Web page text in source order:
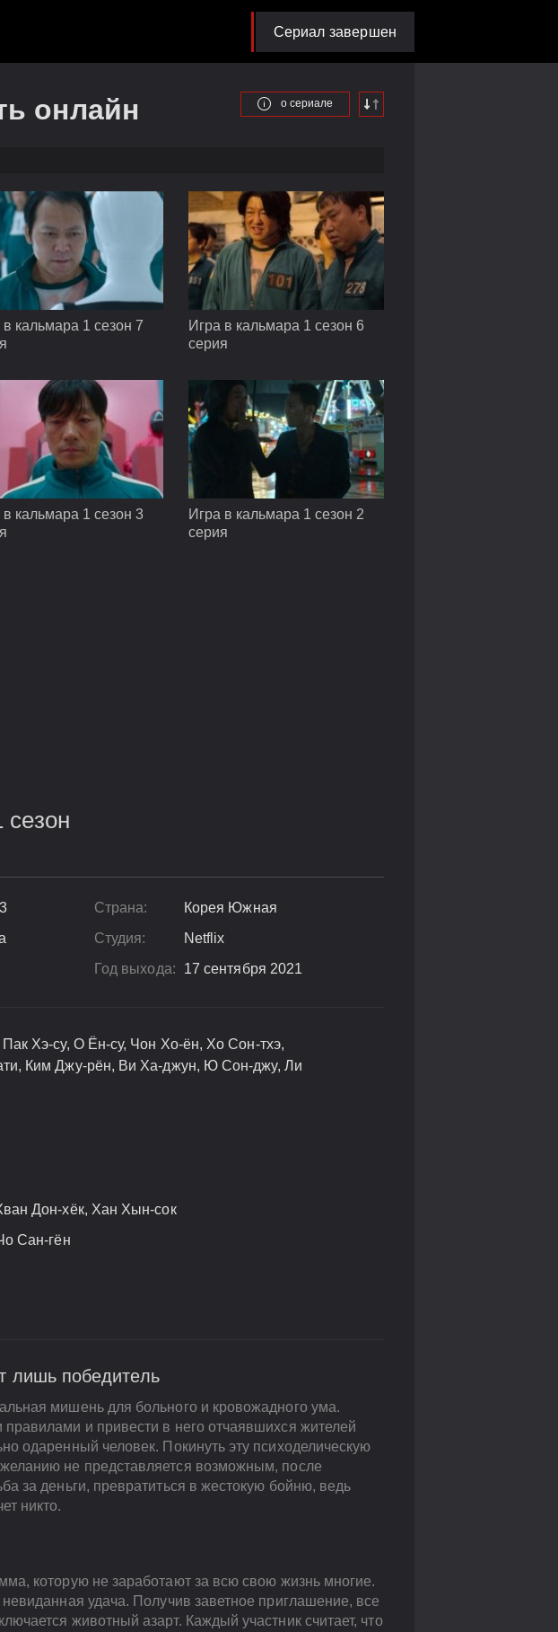
Сериал завершен
онлайн о сериале
в кальмара 1 сезон 7
Игра в кальмара 1 сезон 6
серия
в кальмара 1 сезон 3
Игра в кальмара 1 сезон 2
серия
сезон
Страна:
Корея Южная
Студия:
Netflix
Год выхода:
17 сентября 2021
Хэ-су, О Ён-су, Чон Хо-ён, Хо Сон-тхэ,
Ким Джу-рён, Ви Ха-джун, Ю Сон-джу, Ли
Дон-хёк, Хан Хын-сок
Сан-гён
лишь победитель
мишень для больного и кровожадного ума.
и привести в него отчаявшихся жителей
одаренный человек. Покинуть эту психоделическую
не представляется возможным, после
за деньги, превратиться в жестокую бойню, ведь
никто.
которую не заработают за всю свою жизнь многие.
удача. Получив заветное приглашение, все
животный азарт. Каждый участник считает, что